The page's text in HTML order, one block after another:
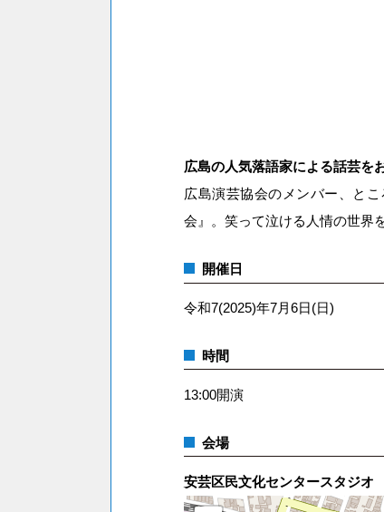
広島の人気落語家による話芸を
広島演芸協会のメンバー、と
会』。笑って泣ける人情の世界
開催日
令和7(2025)年7月6日(日)
時間
13:00開演
会場
安芸区民文化センタースタジオ